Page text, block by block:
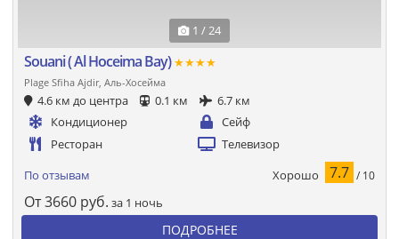
1 / 24
Souani ( Al Hoceima Bay)★★★★
Plage Sfiha Ajdir, Аль-Хосейма
4.6 км до центра 0.1 км
6.7 км
Кондиционер
Сейф
Ресторан
Телевизор
По отзывам Хорошо 7.7 / 10
От3660 руб. за 1 ночь
ПОДРОБНЕЕ